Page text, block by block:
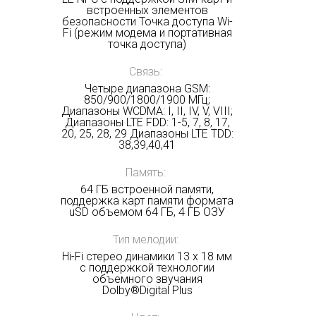
встроенных элементов
безопасности Точка доступа Wi-
Fi (режим модема и портативная
точка доступа)
Связь:
Четыре диапазона GSM:
850/900/1800/1900 МГц;
Диапазоны WCDMA: I, II, IV, V, VIII;
Диапазоны LTE FDD: 1-5, 7, 8, 17,
20, 25, 28, 29 Диапазоны LTE TDD:
38,39,40,41
Память:
64 ГБ встроенной памяти,
поддержка карт памяти формата
uSD объемом 64 ГБ, 4 ГБ ОЗУ
Тип мелодии:
Hi-Fi стерео динамики 13 x 18 мм
с поддержкой технологии
объемного звучания
Dolby®Digital Plus